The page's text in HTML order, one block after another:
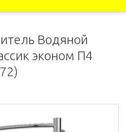
Водяной
эконом П4